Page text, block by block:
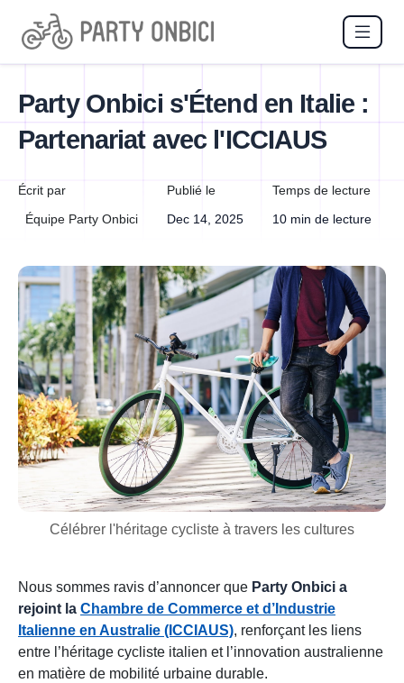
Party Onbici s'Étend en Italie :
Partenariat avec l'ICCIAUS
Écrit par
Équipe Party Onbici
Publié le
Dec 14, 2025
Temps de lecture
10 min de lecture
Célébrer l'héritage cycliste à travers les cultures
Nous sommes ravis d’annoncer que Party Onbici a
rejoint la Chambre de Commerce et d’Industrie
Italienne en Australie (ICCIAUS), renforçant les liens
entre l’héritage cycliste italien et l’innovation australienne
en matière de mobilité urbaine durable.